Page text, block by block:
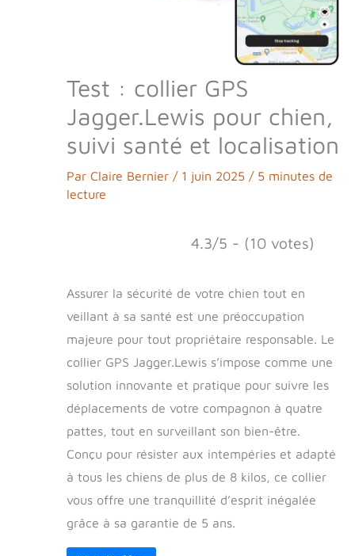
Test : collier GPS
Jagger.Lewis pour chien,
suivi santé et localisation
Par Claire Bernier / 1 juin 2025 / 5 minutes de
lecture
4.3/5 - (10 votes)
Assurer la sécurité de votre chien tout en
veillant à sa santé est une préoccupation
majeure pour tout propriétaire responsable. Le
collier GPS Jagger.Lewis s’impose comme une
solution innovante et pratique pour suivre les
déplacements de votre compagnon à quatre
pattes, tout en surveillant son bien-être.
Conçu pour résister aux intempéries et adapté
à tous les chiens de plus de 8 kilos, ce collier
vous offre une tranquillité d’esprit inégalée
grâce à sa garantie de 5 ans.